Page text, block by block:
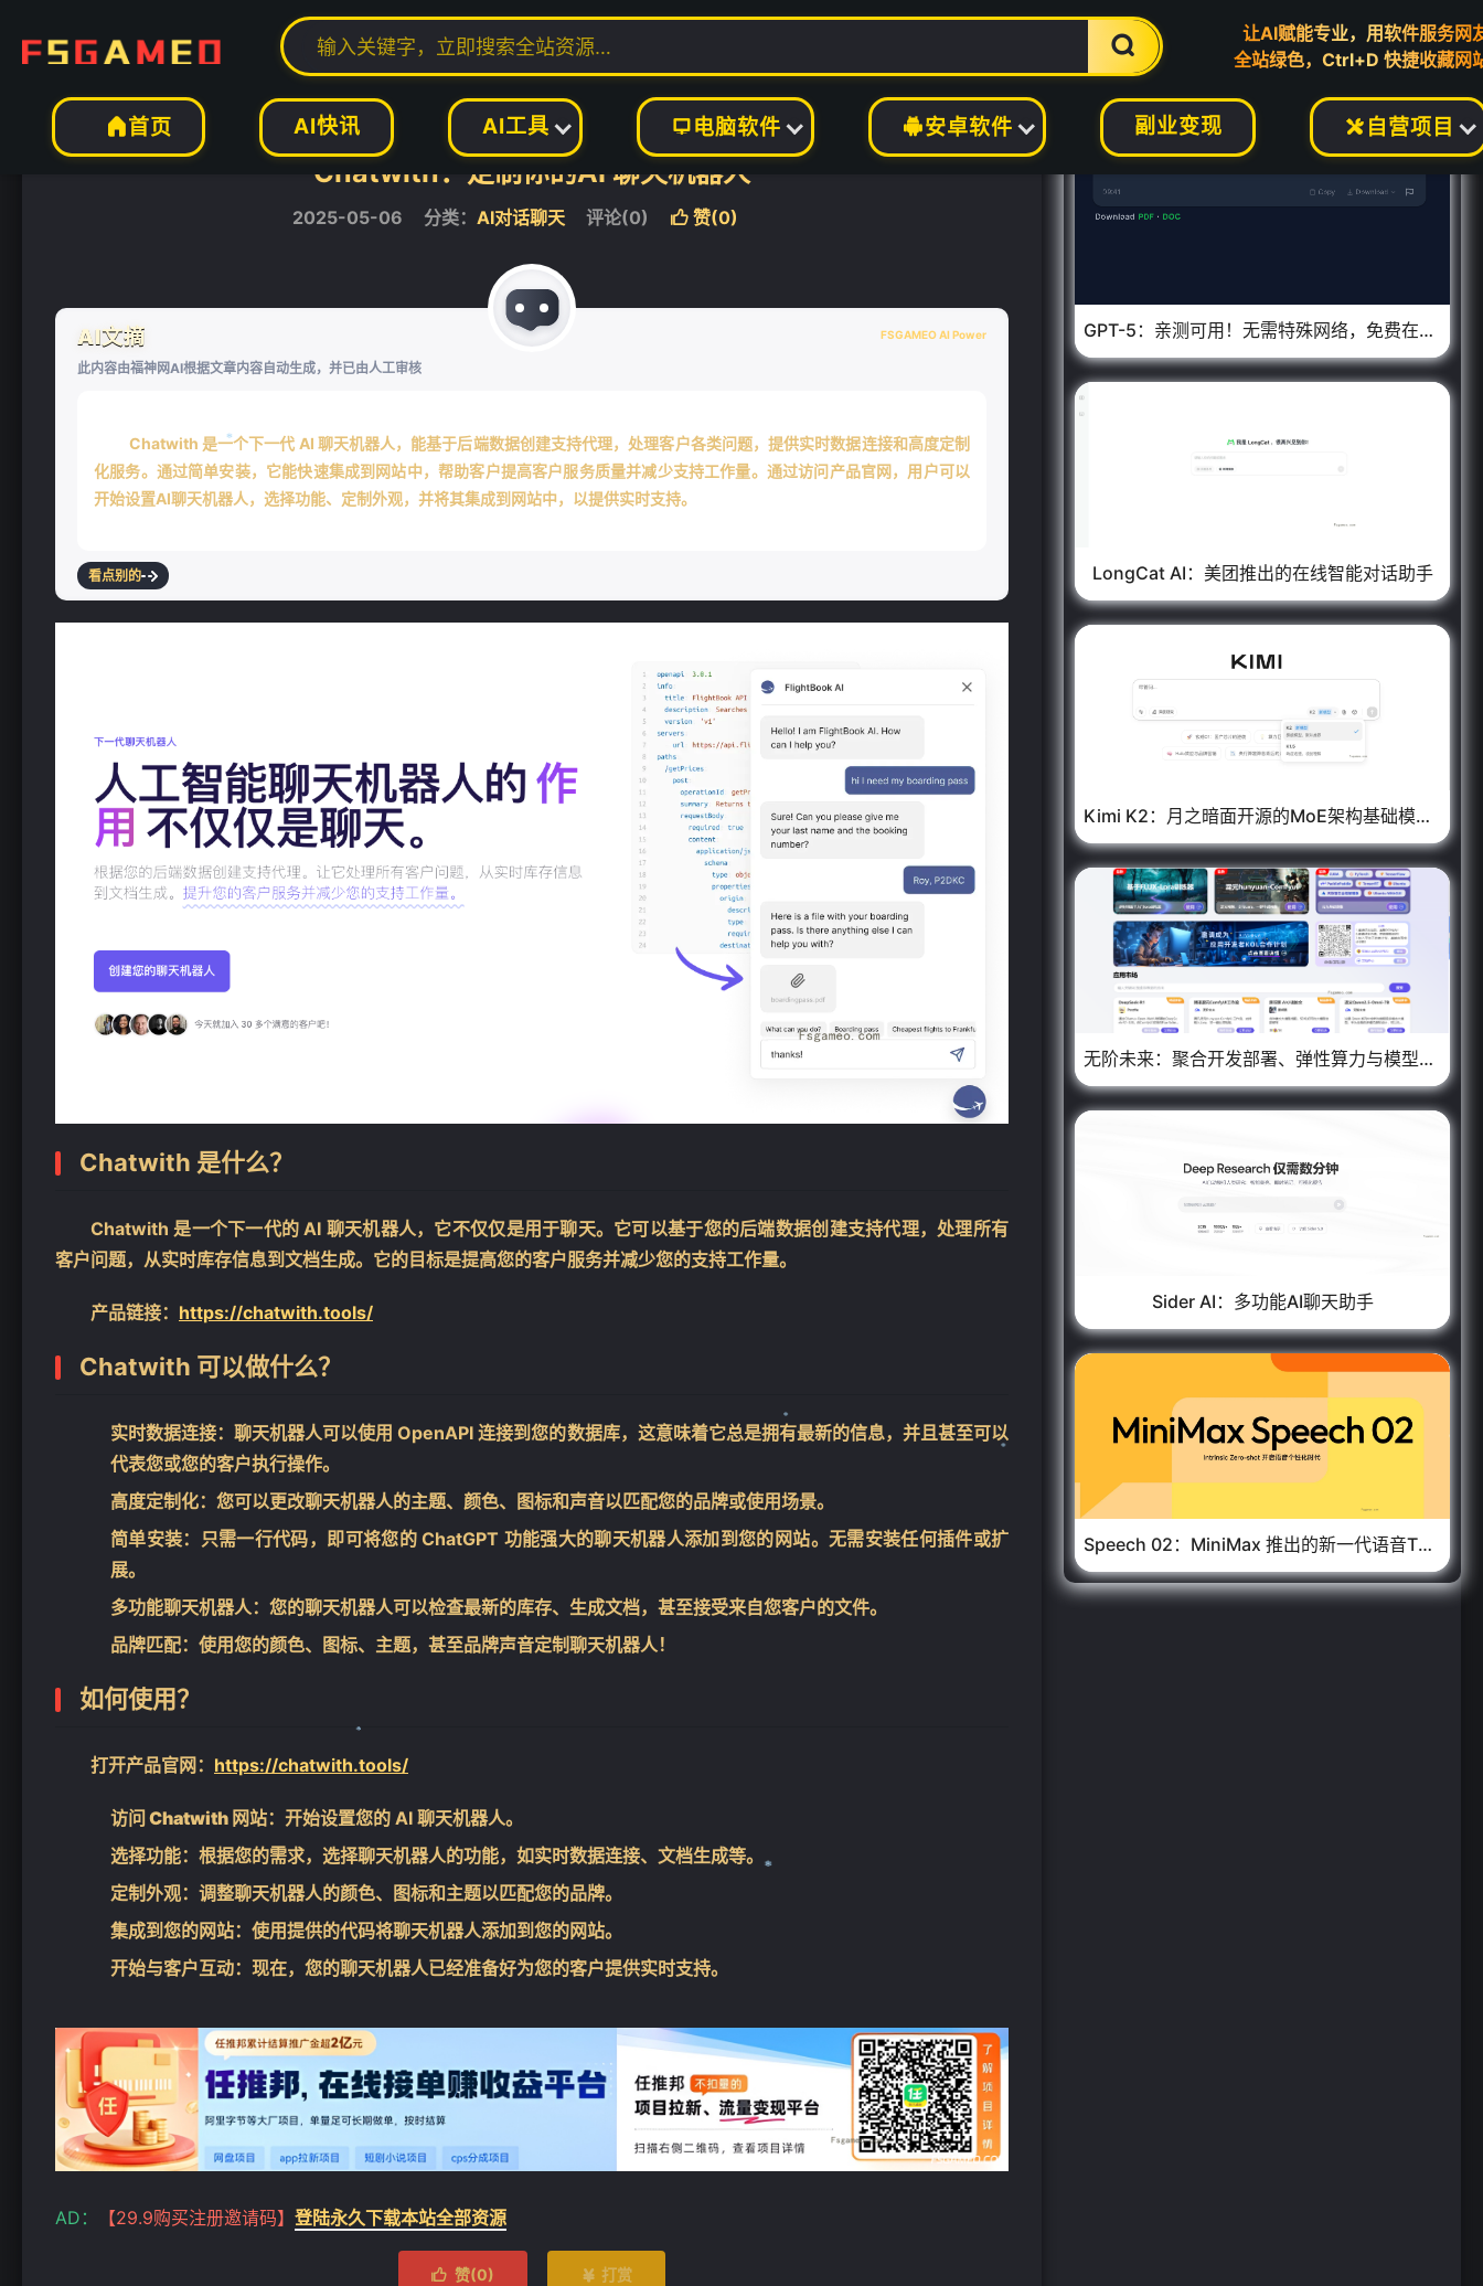

让AI赋能专业，用软件服务网
全站绿色，Ctrl+D 快捷收藏网
首页 AI快讯 AI工具  电脑软件 安卓软件 副业变现  自营项目
福神网-专注分享最实用的软件、工具、资讯  AI工具  AI对话聊天  正文
Chatwith：定制你的AI 聊天机器人
2025-05-06 分类： AI对话聊天 评论(0)  赞(0)
AI文摘
此内容由福神网AI根据文章内容自动生成，并已由人工审核
FSGAMEO AI Power
Chatwith 是一个下一代 AI 聊天机器人，能基于后端数据创建支持代理，处理客户各类问题，提供实时数据连接和高度定制
化服务。通过简单安装，它能快速集成到网站中，帮助客户提高客户服务质量并减少支持工作量。通过访问产品官网，用户可以
开始设置AI聊天机器人，选择功能、定制外观，并将其集成到网站中，以提供实时支持。
看点别的
Chatwith 是什么？
Chatwith 是一个下一代的 AI 聊天机器人，它不仅仅是用于聊天。它可以基于您的后端数据创建支持代理，处理所有
客户问题，从实时库存信息到文档生成。它的目标是提高您的客户服务并减少您的支持工作量。
产品链接： https://chatwith.tools/
Chatwith 可以做什么？
实时数据连接：聊天机器人可以使用 OpenAPI 连接到您的数据库，这意味着它总是拥有最新的信息，并且甚至可以
代表您或您的客户执行操作。
高度定制化：您可以更改聊天机器人的主题、颜色、图标和声音以匹配您的品牌或使用场景。
简单安装：只需一行代码，即可将您的 ChatGPT 功能强大的聊天机器人添加到您的网站。无需安装任何插件或扩
展。
多功能聊天机器人：您的聊天机器人可以检查最新的库存、生成文档，甚至接受来自您客户的文件。
品牌匹配：使用您的颜色、图标、主题，甚至品牌声音定制聊天机器人！
如何使用？
打开产品官网： https://chatwith.tools/
访问 Chatwith 网站：开始设置您的 AI 聊天机器人。
选择功能：根据您的需求，选择聊天机器人的功能，如实时数据连接、文档生成等。
定制外观：调整聊天机器人的颜色、图标和主题以匹配您的品牌。
集成到您的网站：使用提供的代码将聊天机器人添加到您的网站。
开始与客户互动：现在，您的聊天机器人已经准备好为您的客户提供实时支持。
AD： 【29.9购买注册邀请码】 登陆永久下载本站全部资源
 赞(0)  打赏
GPT-5：亲测可用！无需特殊网络，免费在线使用 的宝藏工具
LongCat AI：美团推出的在线智能对话助手
Kimi K2：月之暗面开源的MoE架构基础模型，内含万亿参数
无阶未来：聚合开发部署、弹性算力与模型训练为一体的AI平台
Sider AI：多功能AI聊天助手
Speech 02：MiniMax 推出的新一代语音TTS模型，支持高质量多语种语音合成
❄